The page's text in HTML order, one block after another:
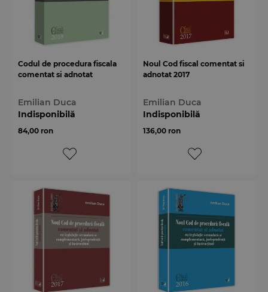
Codul de procedura fiscala
comentat si adnotat
Emilian Duca
Indisponibilă
84,00 ron
Noul Cod fiscal comentat si
adnotat 2017
Emilian Duca
Indisponibilă
136,00 ron